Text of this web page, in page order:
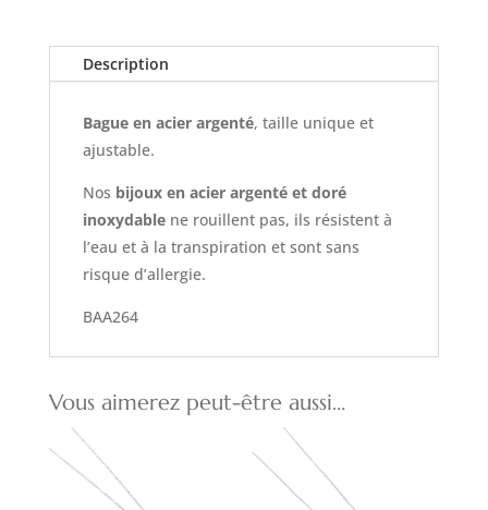
Description
Bague en acier argenté, taille unique et
ajustable.
Nos bijoux en acier argenté et doré
inoxydablene rouillent pas, ils résistent à
l’eau et à la transpiration et sont sans
risque d’allergie.
BAA264
Vous aimerez peut-être aussi…